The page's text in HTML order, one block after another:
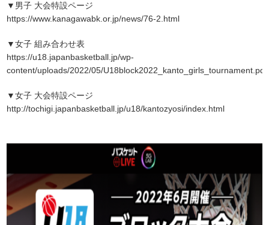
▼男子 大会特設ページ
https://www.kanagawabk.or.jp/news/76-2.html
▼女子 組み合わせ表
https://u18.japanbasketball.jp/wp-
content/uploads/2022/05/U18block2022_kanto_girls_tournament.pdf
▼女子 大会特設ページ
http://tochigi.japanbasketball.jp/u18/kantozyosi/index.html